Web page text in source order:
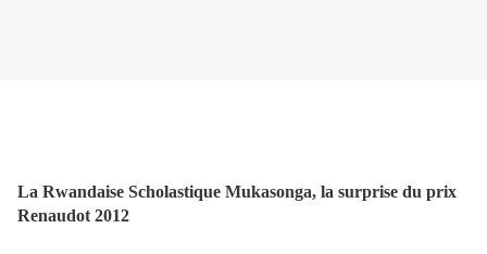
La Rwandaise Scholastique Mukasonga, la surprise du prix
Renaudot 2012